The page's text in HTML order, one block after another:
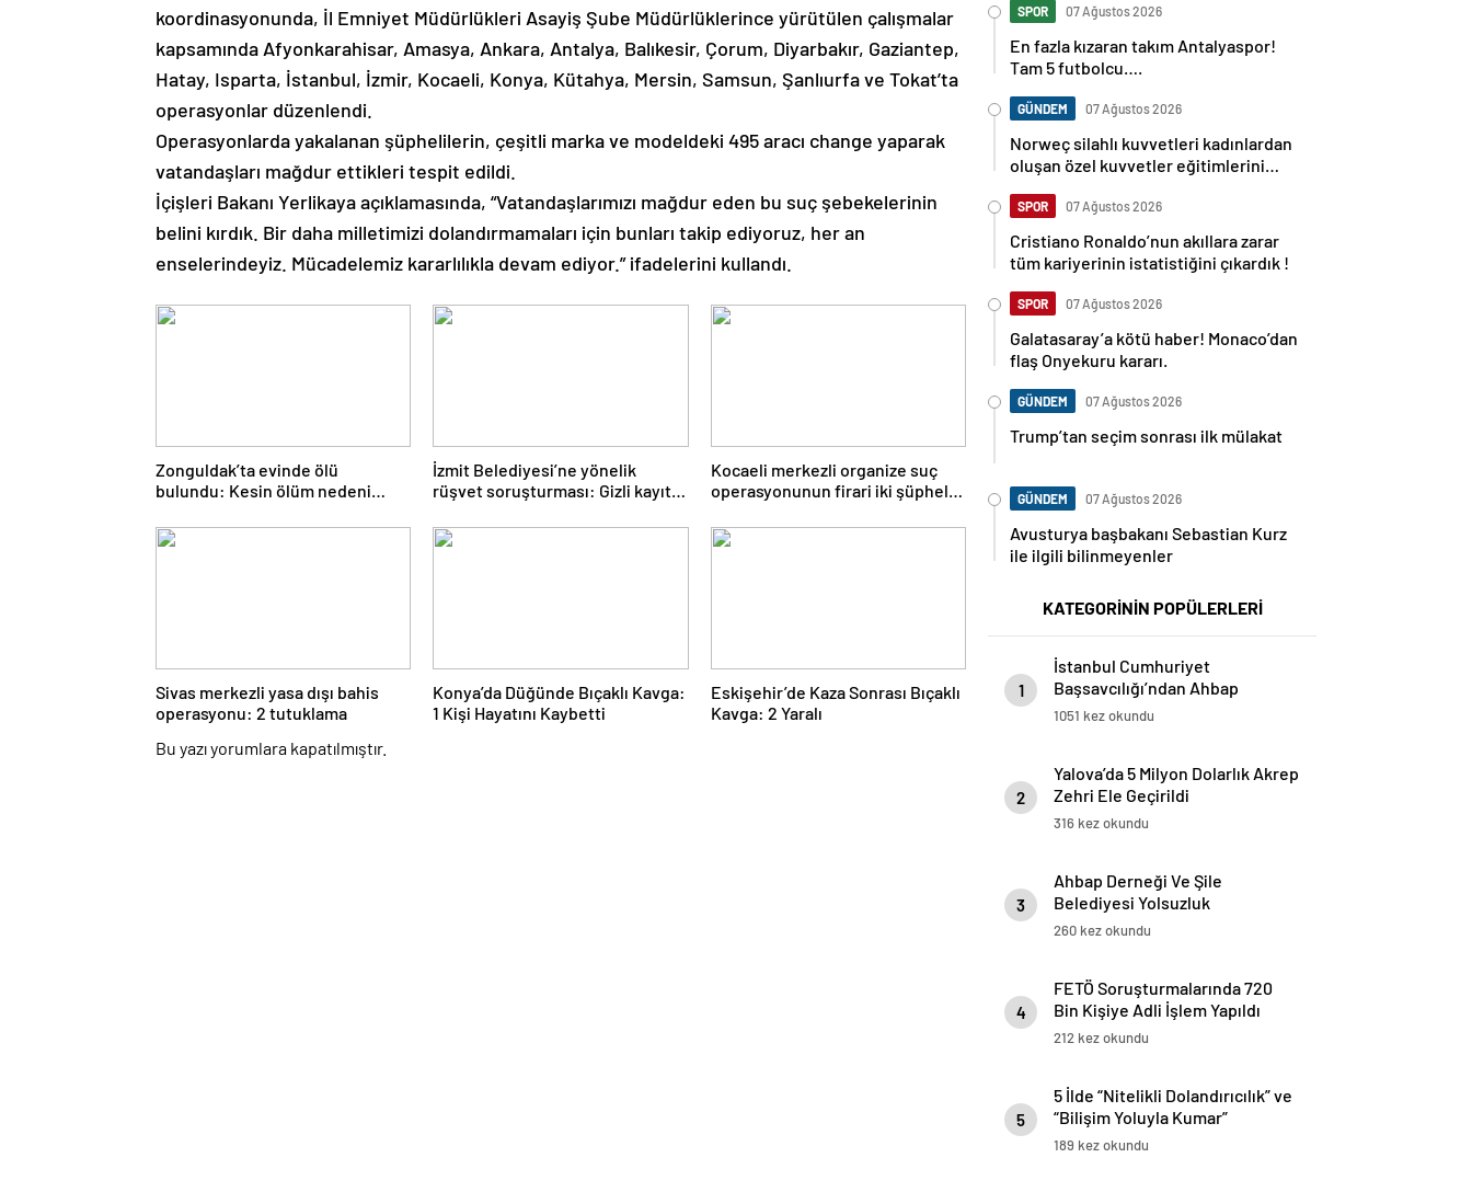
koordinasyonunda, İl Emniyet Müdürlükleri Asayiş Şube Müdürlüklerince yürütülen çalışmalar
kapsamında Afyonkarahisar, Amasya, Ankara, Antalya, Balıkesir, Çorum, Diyarbakır, Gaziantep,
Hatay, Isparta, İstanbul, İzmir, Kocaeli, Konya, Kütahya, Mersin, Samsun, Şanlıurfa ve Tokat’ta
operasyonlar düzenlendi.
Operasyonlarda yakalanan şüphelilerin, çeşitli marka ve modeldeki 495 aracı change yaparak
vatandaşları mağdur ettikleri tespit edildi.
İçişleri Bakanı Yerlikaya açıklamasında, “Vatandaşlarımızı mağdur eden bu suç şebekelerinin
belini kırdık. Bir daha milletimizi dolandırmamaları için bunları takip ediyoruz, her an
enselerindeyiz. Mücadelemiz kararlılıkla devam ediyor.” ifadelerini kullandı.
Zonguldak’ta evinde ölü
bulundu: Kesin ölüm nedeni
İzmit Belediyesi’ne yönelik
rüşvet soruşturması: Gizli kayıt
Kocaeli merkezli organize suç
operasyonunun firari iki şüphelisi
Sivas merkezli yasa dışı bahis
operasyonu: 2 tutuklama
Konya’da Düğünde Bıçaklı Kavga:
1 Kişi Hayatını Kaybetti
Eskişehir’de Kaza Sonrası Bıçaklı
Kavga: 2 Yaralı
Bu yazı yorumlara kapatılmıştır.
SPOR 07 Ağustos 2026
En fazla kızaran takım Antalyaspor!
Tam 5 futbolcu….
GÜNDEM 07 Ağustos 2026
Norweç silahlı kuvvetleri kadınlardan
oluşan özel kuvvetler eğitimlerini
SPOR 07 Ağustos 2026
Cristiano Ronaldo’nun akıllara zarar
tüm kariyerinin istatistiğini çıkardık !
SPOR 07 Ağustos 2026
Galatasaray’a kötü haber! Monaco’dan
flaş Onyekuru kararı.
GÜNDEM 07 Ağustos 2026
Trump’tan seçim sonrası ilk mülakat
GÜNDEM 07 Ağustos 2026
Avusturya başbakanı Sebastian Kurz
ile ilgili bilinmeyenler
KATEGORİNİN POPÜLERLERİ
1
İstanbul Cumhuriyet
Başsavcılığı’ndan Ahbap
Soruşturması: Bilirkişi Heyeti
1051 kez okundu
2
Yalova’da 5 Milyon Dolarlık Akrep
Zehri Ele Geçirildi
316 kez okundu
3
Ahbap Derneği Ve Şile
Belediyesi Yolsuzluk
Soruşturmasında Çarpıcı
260 kez okundu
4
FETÖ Soruşturmalarında 720
Bin Kişiye Adli İşlem Yapıldı
212 kez okundu
5
5 İlde “Nitelikli Dolandırıcılık” ve
“Bilişim Yoluyla Kumar”
Operasyonu
189 kez okundu